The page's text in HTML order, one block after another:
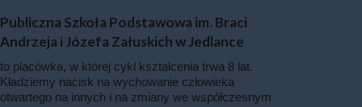
to placówka, w której cykl kształcenia trwa 8 lat.
Kładziemy nacisk na wychowanie człowieka
otwartego na innych i na zmiany we współczesnym
Publiczna Szkoła Podstawowa im. Braci
Andrzeja i Józefa Załuskich w Jedlance